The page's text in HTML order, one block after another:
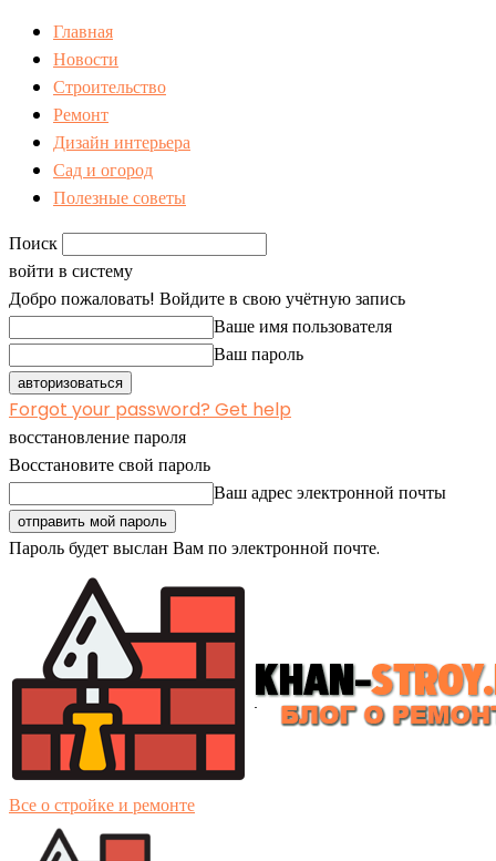
Главная
Новости
Строительство
Ремонт
Дизайн интерьера
Сад и огород
Полезные советы
Поиск
войти в систему
Добро пожаловать! Войдите в свою учётную запись
Ваше имя пользователя
Ваш пароль
Forgot your password? Get help
восстановление пароля
Восстановите свой пароль
Ваш адрес электронной почты
Пароль будет выслан Вам по электронной почте.
Все о стройке и ремонте